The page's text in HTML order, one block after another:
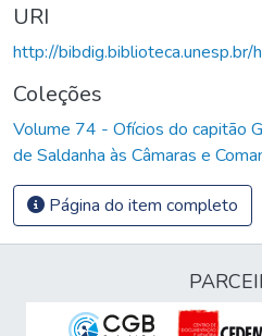
URI
http://
Coleções
Volume 74 - Ofícios do capitão
de Saldanha às Câmaras e
Página do item completo